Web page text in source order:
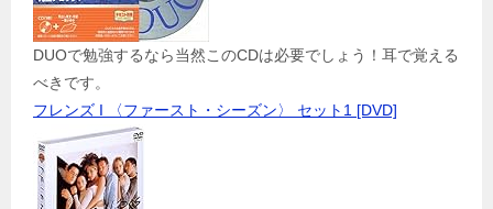
DUOで勉強するなら当然このCDは必要でしょう！耳で覚える
べきです。
フレンズ I 〈ファースト・シーズン〉 セット1 [DVD]